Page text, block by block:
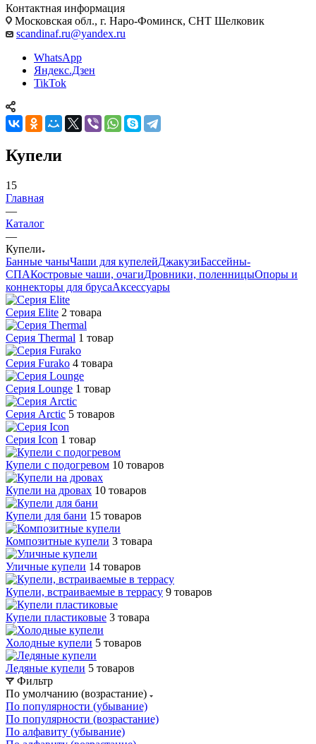
Контактная информация
Московская обл., г. Наро-Фоминск, СНТ Шелковик
scandinaf.ru@yandex.ru
WhatsApp
Яндекс.Дзен
TikTok
Купели
15
Главная
—
Каталог
—
Купели
Банные чаныЧаши для купелейДжакузиБассейны-
СПАКостровые чаши, очагиДровники, поленницыОпоры и
коннекторы для брусаАксессуары
Серия Elite 2 товара
Серия Thermal 1 товар
Серия Furako 4 товара
Серия Lounge 1 товар
Серия Arctic 5 товаров
Серия Icon 1 товар
Купели с подогревом 10 товаров
Купели на дровах 10 товаров
Купели для бани 15 товаров
Композитные купели 3 товара
Уличные купели 14 товаров
Купели, встраиваемые в террасу 9 товаров
Купели пластиковые 3 товара
Холодные купели 5 товаров
Ледяные купели 5 товаров
Фильтр
По умолчанию (возрастание)
По популярности (убывание)
По популярности (возрастание)
По алфавиту (убывание)